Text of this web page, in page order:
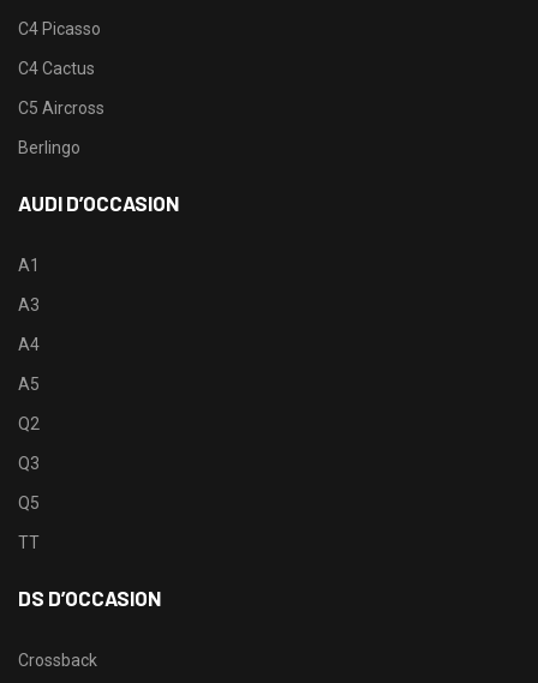
C4 Picasso
C4 Cactus
C5 Aircross
Berlingo
AUDI D’OCCASION
A1
A3
A4
A5
Q2
Q3
Q5
TT
DS D’OCCASION
Crossback